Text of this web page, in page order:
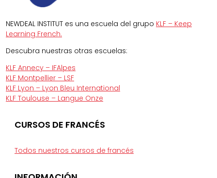
NEWDEAL INSTITUT es una escuela del grupo KLF – Keep
Learning French.
Descubra nuestras otras escuelas:
KLF Annecy – IFAlpes
KLF Montpellier – LSF
KLF Lyon – Lyon Bleu International
KLF Toulouse – Langue Onze
CURSOS DE FRANCÉS
Todos nuestros cursos de francés